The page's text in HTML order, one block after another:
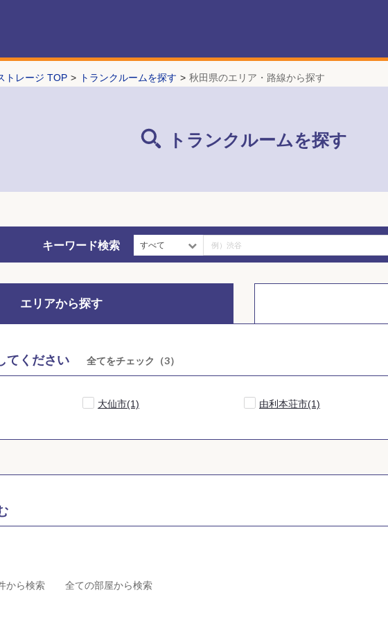
トレージ TOP トランクルームを探す 秋田県のエリア・路線から探す
トランクルームを探す
キーワード検索 すべて
エリアから探す
てください 全てをチェック（3）
大仙市(1) 由利本荘市(1)
から検索 全ての部屋から検索